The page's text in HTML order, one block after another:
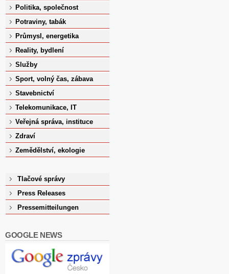
Politika, společnost
Potraviny, tabák
Průmysl, energetika
Reality, bydlení
Služby
Sport, volný čas, zábava
Stavebnictví
Telekomunikace, IT
Veřejná správa, instituce
Zdraví
Zemědělství, ekologie
Tlačové správy
Press Releases
Pressemitteilungen
GOOGLE NEWS